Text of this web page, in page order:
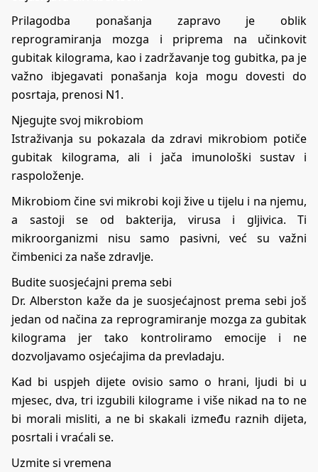
Prilagodba ponašanja zapravo je oblik
reprogramiranja mozga i priprema na učinkovit
gubitak kilograma, kao i zadržavanje tog gubitka, pa je
važno ibjegavati ponašanja koja mogu dovesti do
posrtaja, prenosi N1.
Njegujte svoj mikrobiom
Istraživanja su pokazala da zdravi mikrobiom potiče
gubitak kilograma, ali i jača imunološki sustav i
raspoloženje.
Mikrobiom čine svi mikrobi koji žive u tijelu i na njemu,
a sastoji se od bakterija, virusa i gljivica. Ti
mikroorganizmi nisu samo pasivni, već su važni
čimbenici za naše zdravlje.
Budite suosjećajni prema sebi
Dr. Alberston kaže da je suosjećajnost prema sebi još
jedan od načina za reprogramiranje mozga za gubitak
kilograma jer tako kontroliramo emocije i ne
dozvoljavamo osjećajima da prevladaju.
Kad bi uspjeh dijete ovisio samo o hrani, ljudi bi u
mjesec, dva, tri izgubili kilograme i više nikad na to ne
bi morali misliti, a ne bi skakali između raznih dijeta,
posrtali i vraćali se.
Uzmite si vremena